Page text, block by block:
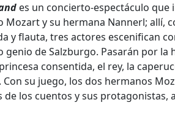
es un concierto-espectáculo que
Mozart y su hermana Nannerl; allí,
y flauta, tres actores escenifican
genio de Salzburgo. Pasarán por
consentida, el rey, la
Con su juego, los dos hermanos
de los cuentos y sus protagonistas,